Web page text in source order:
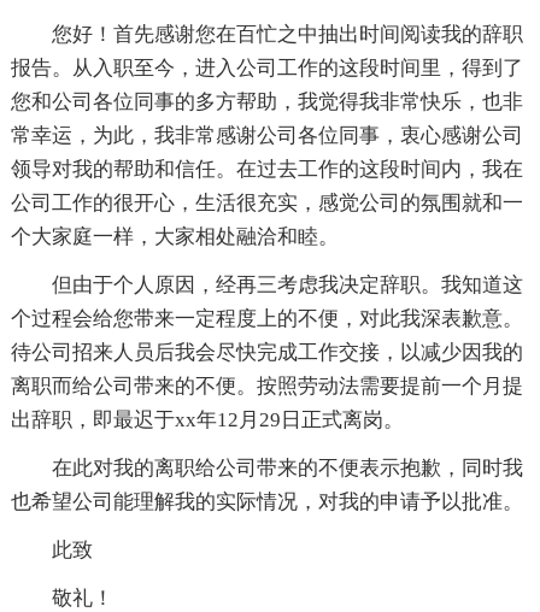
您好！首先感谢您在百忙之中抽出时间阅读我的辞职
报告。从入职至今，进入公司工作的这段时间里，得到了
您和公司各位同事的多方帮助，我觉得我非常快乐，也非
常幸运，为此，我非常感谢公司各位同事，衷心感谢公司
领导对我的帮助和信任。在过去工作的这段时间内，我在
公司工作的很开心，生活很充实，感觉公司的氛围就和一
个大家庭一样，大家相处融洽和睦。
但由于个人原因，经再三考虑我决定辞职。我知道这
个过程会给您带来一定程度上的不便，对此我深表歉意。
待公司招来人员后我会尽快完成工作交接，以减少因我的
离职而给公司带来的不便。按照劳动法需要提前一个月提
出辞职，即最迟于xx年12月29日正式离岗。
在此对我的离职给公司带来的不便表示抱歉，同时我
也希望公司能理解我的实际情况，对我的申请予以批准。
此致
敬礼！